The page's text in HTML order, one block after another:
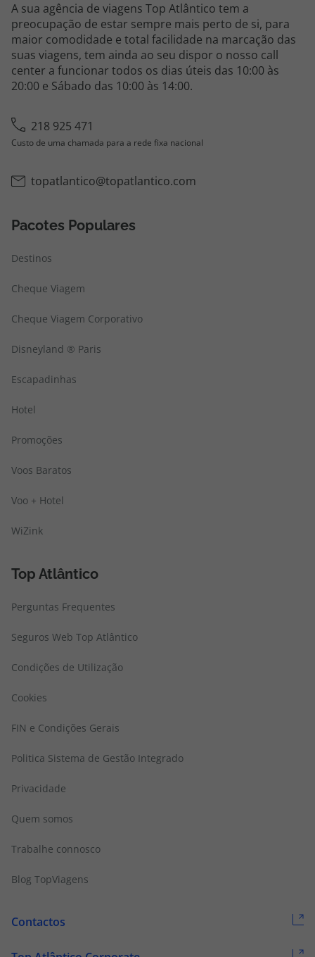
A sua agência de viagens Top Atlântico tem a
preocupação de estar sempre mais perto de si, para
maior comodidade e total facilidade na marcação das
suas viagens, tem ainda ao seu dispor o nosso call
center a funcionar todos os dias úteis das 10:00 às
20:00 e Sábado das 10:00 às 14:00.
218 925 471
Custo de uma chamada para a rede fixa nacional
topatlantico@topatlantico.com
Pacotes Populares
Destinos
Cheque Viagem
Cheque Viagem Corporativo
Disneyland ® Paris
Escapadinhas
Hotel
Promoções
Voos Baratos
Voo + Hotel
WiZink
Top Atlântico
Perguntas Frequentes
Seguros Web Top Atlântico
Condições de Utilização
Cookies
FIN e Condições Gerais
Politica Sistema de Gestão Integrado
Privacidade
Quem somos
Trabalhe connosco
Blog TopViagens
Contactos